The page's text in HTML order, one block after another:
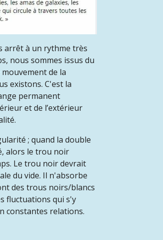
arrêt à un rythme très
nous sommes issus du
de la
existons. C'est la
permanent
et de l’extérieur
.
; quand la double
alors le trou noir
Le trou noir devrait
du vide. Il n'absorbe
des trous noirs/blancs
fluctuations qui s'y
constantes relations.